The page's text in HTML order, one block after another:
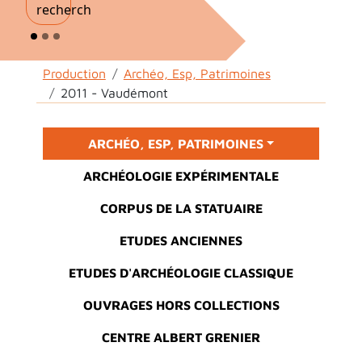
recherche
Fil d'Ariane
Production
Archéo, Esp, Patrimoines
2011 - Vaudémont
Main menu
ARCHÉO, ESP, PATRIMOINES
ARCHÉOLOGIE EXPÉRIMENTALE
CORPUS DE LA STATUAIRE
ETUDES ANCIENNES
ETUDES D'ARCHÉOLOGIE CLASSIQUE
OUVRAGES HORS COLLECTIONS
CENTRE ALBERT GRENIER